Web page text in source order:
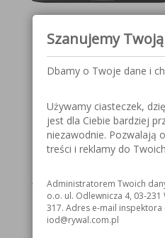
Szanujemy
Dbamy o Twoje dane i
Używamy ciasteczek,
jest dla Ciebie bardziej
niezawodnie. Pozwalają
treści i reklamy do
Administratorem Twoich
o.o. ul. Odlewnicza 4, 03-231
317. Adres e-mail
iod@rywal.com.pl